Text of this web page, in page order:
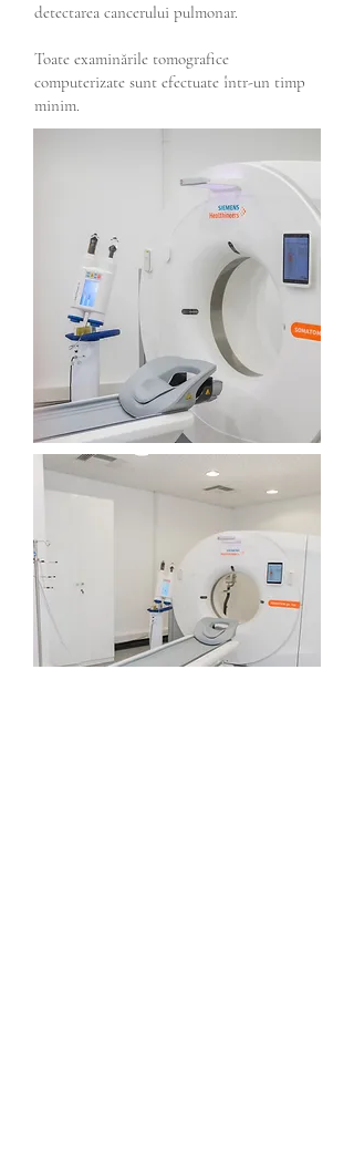
detectarea cancerului pulmonar.
Toate examinările tomografice
computerizate sunt efectuate într-un timp
minim.